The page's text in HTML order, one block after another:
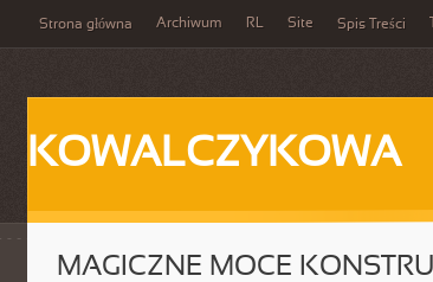
Strona główna Archiwum RL Site Spis Treści
KOWALCZYKOWA
MAGICZNE MOCE